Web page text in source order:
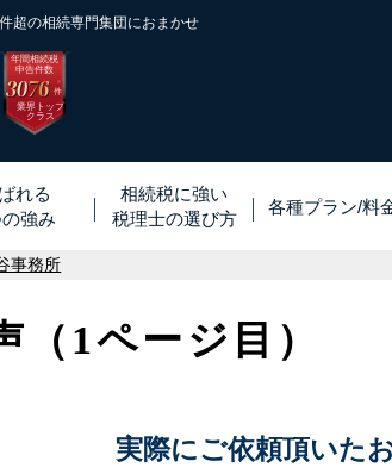
超の相続専門集団におまかせ
年間相続税
申告件数
3076 ※
件
業界トップ
クラス
れる
強み
相続税に強い
税理士の選び方
各種プラン/料
事務所
（1ページ目）
実際にご依頼頂いた